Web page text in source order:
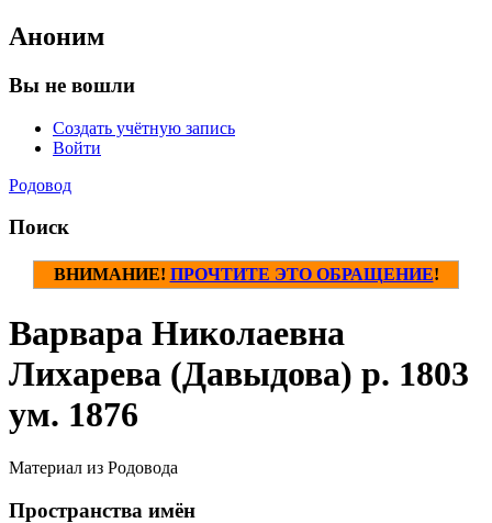
Аноним
Вы не вошли
Создать учётную запись
Войти
Родовод
Поиск
ВНИМАНИЕ! ПРОЧТИТЕ ЭТО ОБРАЩЕНИЕ!
Варвара Николаевна
Лихарева (Давыдова) р. 1803
ум. 1876
Материал из Родовода
Пространства имён